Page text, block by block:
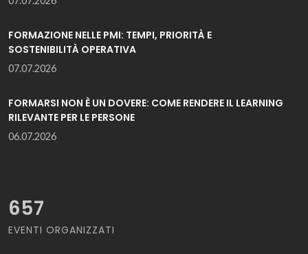
FORMAZIONE NELLE PMI: TEMPI, PRIORITÀ E
SOSTENIBILITÀ OPERATIVA
07.07.2026
FORMARSI NON È UN DOVERE: COME RENDERE IL LEARNING
RILEVANTE PER LE PERSONE
06.07.2026
657
EVENTI ORGANIZZATI